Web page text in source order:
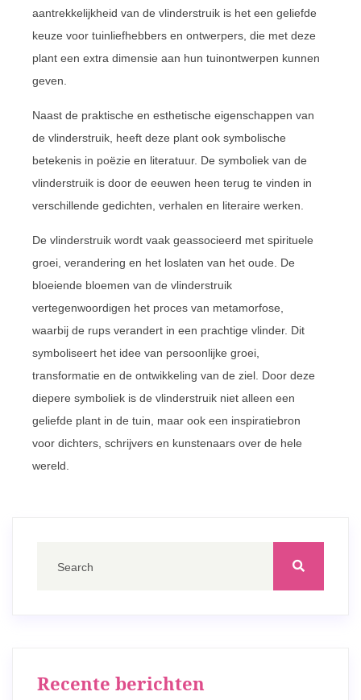
aantrekkelijkheid van de vlinderstruik is het een geliefde
keuze voor tuinliefhebbers en ontwerpers, die met deze
plant een extra dimensie aan hun tuinontwerpen kunnen
geven.
Naast de praktische en esthetische eigenschappen van
de vlinderstruik, heeft deze plant ook symbolische
betekenis in poëzie en literatuur. De symboliek van de
vlinderstruik is door de eeuwen heen terug te vinden in
verschillende gedichten, verhalen en literaire werken.
De vlinderstruik wordt vaak geassocieerd met spirituele
groei, verandering en het loslaten van het oude. De
bloeiende bloemen van de vlinderstruik
vertegenwoordigen het proces van metamorfose,
waarbij de rups verandert in een prachtige vlinder. Dit
symboliseert het idee van persoonlijke groei,
transformatie en de ontwikkeling van de ziel. Door deze
diepere symboliek is de vlinderstruik niet alleen een
geliefde plant in de tuin, maar ook een inspiratiebron
voor dichters, schrijvers en kunstenaars over de hele
wereld.
Recente berichten